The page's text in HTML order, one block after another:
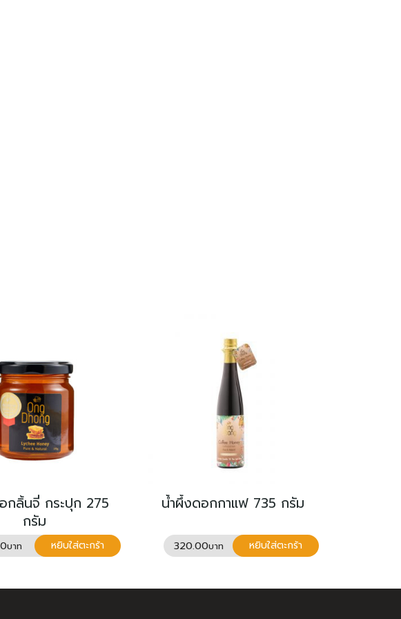
กลิ้นจี่ กระปุก 275
กรัม
หยิบใส่ตะกร้า
น้ำผึ้งดอกกาแฟ 735 กรัม
320.00 หยิบใส่ตะกร้า